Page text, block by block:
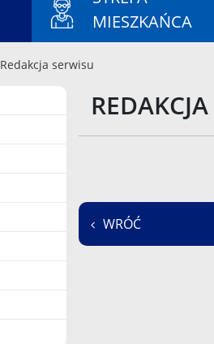
MIESZKAŃCA
Redakcja serwisu
WRÓĆ